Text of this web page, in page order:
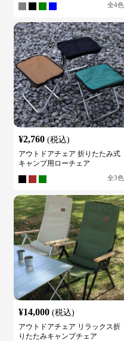
全4色
¥2,760 (税込)
アウトドアチェア 折りたたみ式
キャンプ用ローチェア
全3色
¥14,000 (税込)
アウトドアチェア リラックス折
りたたみキャンプチェア